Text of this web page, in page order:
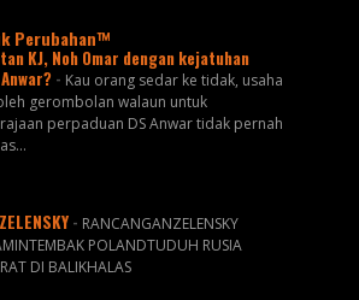
Perubahan™
KJ, Noh Omar dengan kejatuhan
- Kau orang sedar ke tidak, usaha
gerombolan walaun untuk
perpaduan DS Anwar tidak pernah
- RANCANGANZELENSKY
POLANDTUDUH RUSIA
DI BALIKHALAS